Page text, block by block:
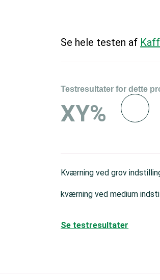
Se hele testen af
Testresultater for dette
XY%
Kværning ved grov
kværning ved medium
Se testresultater